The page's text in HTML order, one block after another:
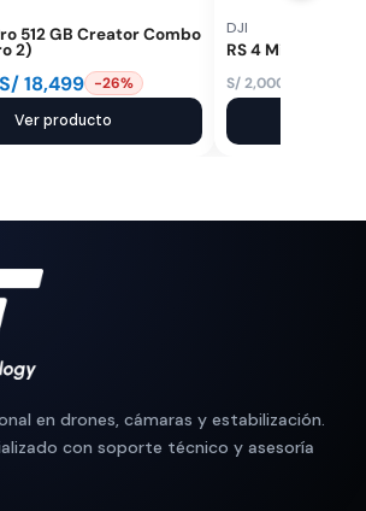
512 GB Creator Combo
2)
S/18,499 -26%
Ver producto
DJI
RS 4 Mini
S/2,000
El
original
El
actual
en drones, cámaras y estabilización.
con soporte técnico y asesoría